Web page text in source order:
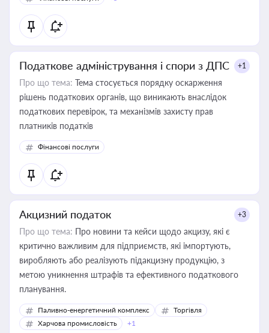
Податкове адміністрування і спори з ДПС +1
Про що тема: Тема стосується порядку оскарження
рішень податкових органів, що виникають внаслідок
податкових перевірок, та механізмів захисту прав
платників податків
Фінансові послуги
Акцизний податок +3
Про що тема: Про новини та кейси щодо акцизу, які є
критично важливим для підприємств, які імпортують,
виробляють або реалізують підакцизну продукцію, з
метою уникнення штрафів та ефективного податкового
планування.
Паливно-енергетичний комплекс
Торгівля
Харчова промисловість
+1